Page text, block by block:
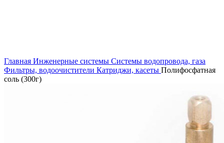
Главная Инженерные системы Системы водопровода, газа
Фильтры, водоочистители Катриджи, касеты Полифосфатная
соль (300г)